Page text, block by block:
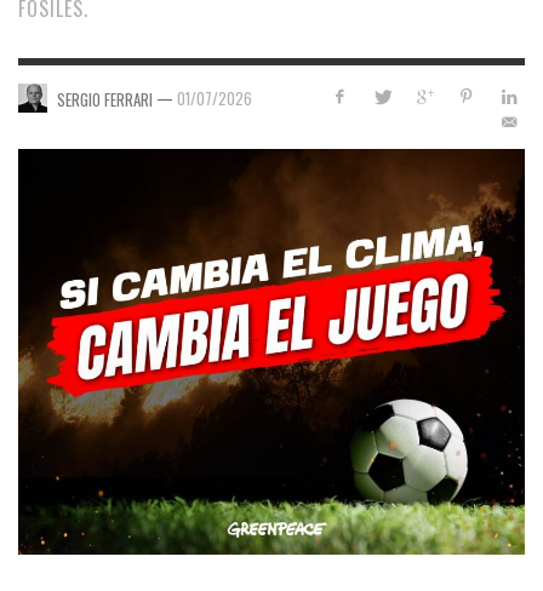
FÓSILES.
SERGIO FERRARI — 01/07/2026